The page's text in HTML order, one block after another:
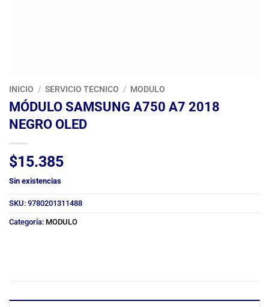
INICIO / SERVICIO TECNICO / MODULO
MÓDULO SAMSUNG A750 A7 2018
NEGRO OLED
$15.385
Sin existencias
SKU: 9780201311488
Categoría: MODULO